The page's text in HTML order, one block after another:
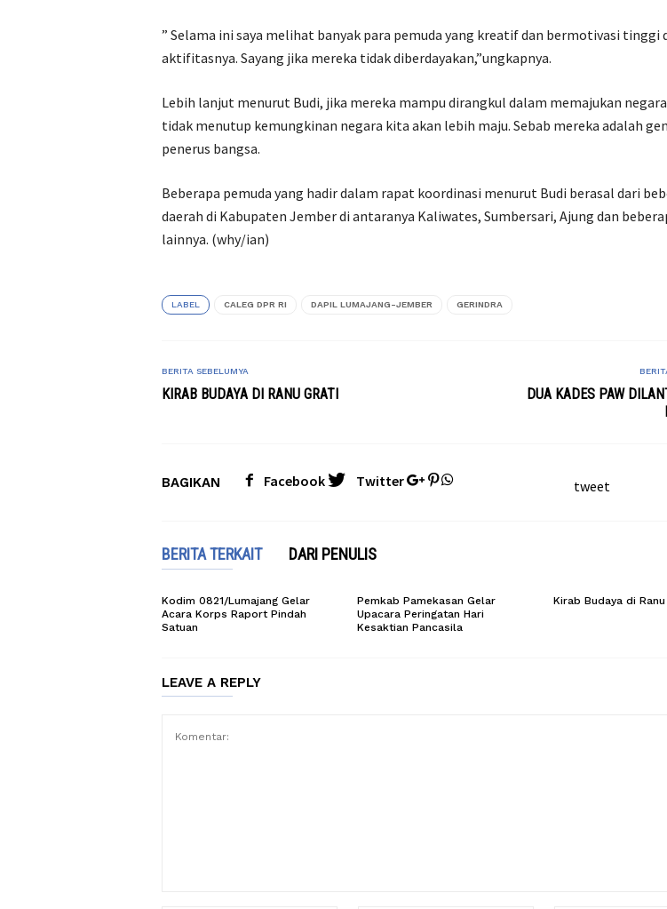
” Selama ini saya melihat banyak para pemuda yang kreatif dan bermotivasi tinggi
aktifitasnya. Sayang jika mereka tidak diberdayakan,”ungkapnya.
Lebih lanjut menurut Budi, jika mereka mampu dirangkul dalam memajukan
tidak menutup kemungkinan negara kita akan lebih maju. Sebab mereka adalah
penerus bangsa.
Beberapa pemuda yang hadir dalam rapat koordinasi menurut Budi berasal dari
daerah di Kabupaten Jember di antaranya Kaliwates, Sumbersari, Ajung dan
lainnya. (why/ian)
LABEL CALEG DPR RI DAPIL LUMAJANG-JEMBER GERINDRA
BERITA SEBELUMYA
KIRAB BUDAYA DI RANU GRATI
DUA KADES PAW
BAGIKAN Facebook Twitter tweet
BERITA TERKAIT DARI PENULIS
Kodim 0821/Lumajang Gelar
Acara Korps Raport Pindah
Satuan
Pemkab Pamekasan Gelar
Upacara Peringatan Hari
Kesaktian Pancasila
Kirab Budaya di
LEAVE A REPLY